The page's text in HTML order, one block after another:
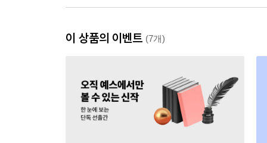
이 상품의 이벤트 (7개)